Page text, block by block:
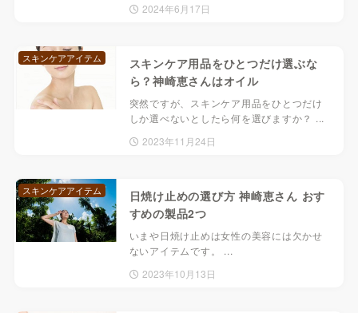
2024年6月17日
スキンケア用品をひとつだけ選ぶな
ら？神崎恵さんはオイル
突然ですが、スキンケア用品をひとつだけ
しか選べないとしたら何を選びますか？ ...
2023年11月24日
スキンケアアイテム
日焼け止めの選び方 神崎恵さん おす
すめの製品2つ
いまや日焼け止めは女性の美容には欠かせ
ないアイテムです。 ...
2023年10月13日
スキンケアアイテム